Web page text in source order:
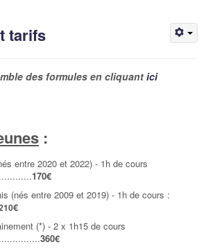
tarifs
des formules en cliquant ici
:
entre 2020 et 2022) - 1h de cours
170€
(nés entre 2009 et 2019) - 1h de cours :
€
(*) - 2 x 1h15 de cours
360€